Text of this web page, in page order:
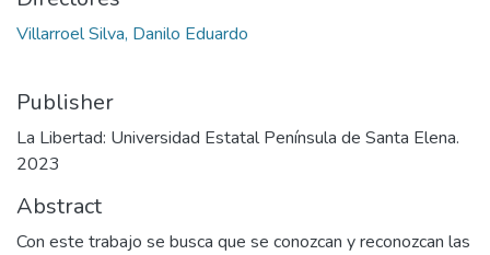
Villarroel Silva, Danilo Eduardo
Publisher
La Libertad: Universidad Estatal Península de Santa Elena.
2023
Abstract
Con este trabajo se busca que se conozcan y reconozcan las